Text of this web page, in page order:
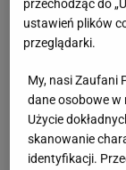
Qesek od
oraz na
tiktoker
pojemności
zapłacił za
przechodząc do
ustawień plików
przeglądarki.
My, nasi Zaufani
dane osobowe w
Użycie
skanowanie
identyfikacji.